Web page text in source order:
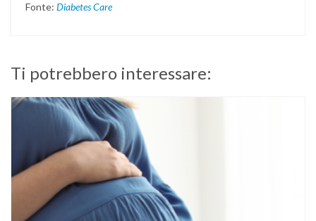
Fonte: Diabetes Care
Ti potrebbero interessare: